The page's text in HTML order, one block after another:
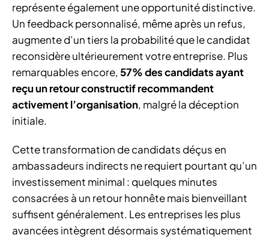
représente également une opportunité distinctive.
Un feedback personnalisé, même après un refus,
augmente d’un tiers la probabilité que le candidat
reconsidère ultérieurement votre entreprise. Plus
remarquables encore, 57% des candidats ayant
reçu un retour constructif recommandent
activement l’organisation, malgré la déception
initiale.
Cette transformation de candidats déçus en
ambassadeurs indirects ne requiert pourtant qu’un
investissement minimal : quelques minutes
consacrées à un retour honnête mais bienveillant
suffisent généralement. Les entreprises les plus
avancées intègrent désormais systématiquement